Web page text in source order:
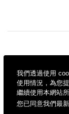
我們透過使用
使用情況，為您
繼續使用本網站
您已同意我們最
信報財
Copyright ©